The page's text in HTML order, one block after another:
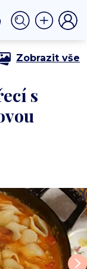
a
Zobrazit vše
s